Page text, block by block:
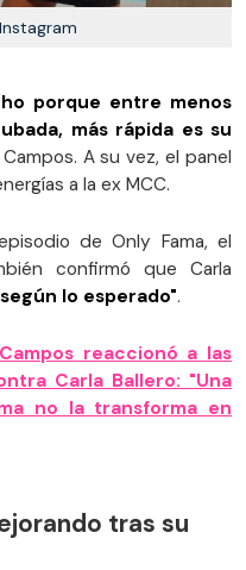
porque entre menos
más rápida es su
A su vez, el panel
a la ex MCC.
de Only Fama, el
confirmó que Carla
lo esperado".
reaccionó a las
Carla Ballero: "Una
no la transforma en
tras su